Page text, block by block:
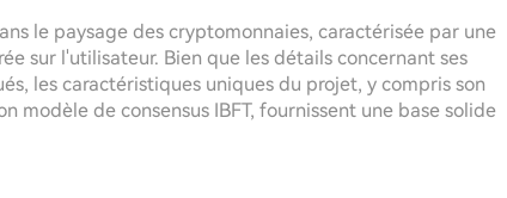
le paysage des cryptomonnaies, caractérisée par une
sur l'utilisateur. Bien que les détails concernant ses
les caractéristiques uniques du projet, y compris son
de consensus IBFT, fournissent une base solide